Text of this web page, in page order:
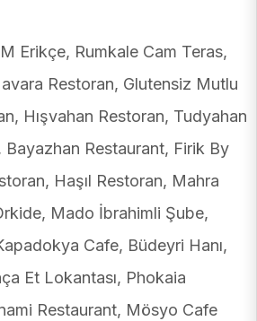
Erikçe, Rumkale Cam Teras,
Restoran, Glutensiz Mutlu
Hışvahan Restoran, Tudyahan
Bayazhan Restaurant, Firik By
Haşıl Restoran, Mahra
Mado İbrahimli Şube,
Cafe, Büdeyri Hanı,
Et Lokantası, Phokaia
Restaurant, Mösyo Cafe